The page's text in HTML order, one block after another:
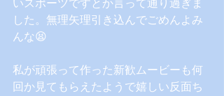
いスポーツですとか言って通り過ぎま
した。無理矢理引き込んでごめんよみ
んな😫
私が頑張って作った新歓ムービーも何
回か見てもらえたようで嬉しい反面ち